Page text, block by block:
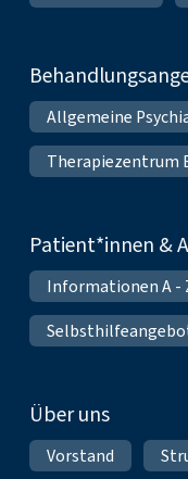
Allgemeine
Therapiezentrum
Patient*innen &
Informationen A -
Über uns
Vorstand